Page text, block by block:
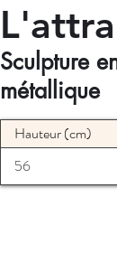
Sculpture
métallique
Hauteur (cm)
56